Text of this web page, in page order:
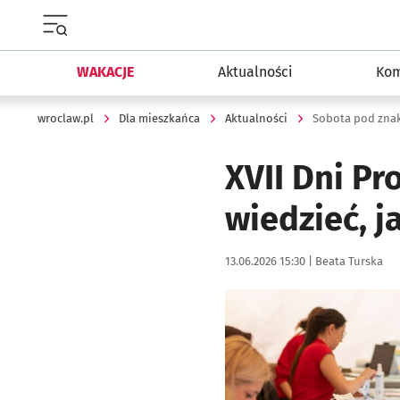
WAKACJE Aktualności
wroclaw.pl Dla mieszkańca Aktualności Sobota pod
XVII Dni
wiedzieć,
Data publikacji:
13.06.2026 15:30 | Autor:
Beata Turska